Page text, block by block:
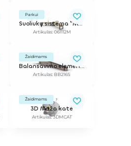
Parkui
Suoliukų sistema "Momentum"
Artikulas: 061112M
Žaidimams
Balansavimo elementas, 2,16 m / Ant liejamos dangos ar dirbtinės žolės
Artikulas: BB216S
Žaidimams
3D Maža katė
Artikulas: 3DMCAT